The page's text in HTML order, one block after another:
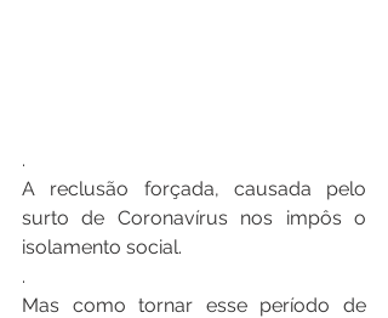
.
A reclusão forçada, causada pelo
surto de Coronavírus nos impôs o
isolamento social.
.
Mas como tornar esse período de